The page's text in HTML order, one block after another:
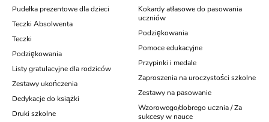
Pudełka prezentowe dla dzieci
Teczki Absolwenta
Teczki
Podziękowania
Listy gratulacyjne dla rodziców
Zestawy ukończenia
Dedykacje do książki
Druki szkolne
Kokardy atłasowe do pasowania
uczniów
Podziękowania
Pomoce edukacyjne
Przypinki i medale
Zaproszenia na uroczystości szkolne
Zestawy na pasowanie
Wzorowego/dobrego ucznia / Za
sukcesy w nauce